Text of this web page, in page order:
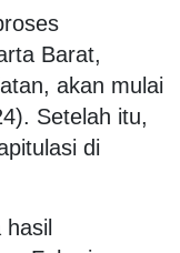
Barat,
akan mulai
Setelah itu,
di